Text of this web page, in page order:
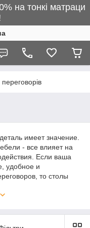
на тонкі матраци
имеет значение.
- все влияет на
Если ваша
удобное и
то столы
в стиле Лофт,
станут идеальным